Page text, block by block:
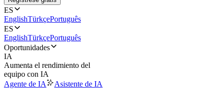
ES
EnglishTürkçePortuguês
ES
EnglishTürkçePortuguês
Oportunidades
IA
Aumenta el rendimiento del
equipo con IA
Agente de IA
Asistente de IA